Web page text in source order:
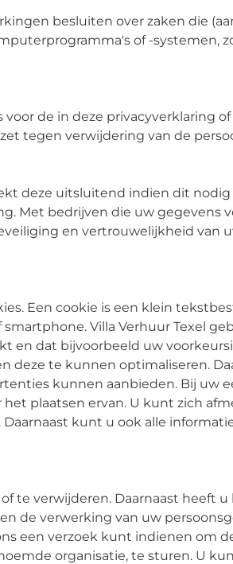
besluiten over zaken die
of -systemen,
de in deze privacyverklaring
tegen verwijdering van de
deze uitsluitend indien dit
Met bedrijven die uw gegevens
en vertrouwelijkheid van
Een cookie is een klein
Villa Verhuur Texel
en dat bijvoorbeeld uw
te kunnen optimaliseren.
kunnen aanbieden. Bij uw
plaatsen ervan. U kunt zich
kunt u ook alle
te verwijderen. Daarnaast heeft
de verwerking van uw
een verzoek kunt indienen om
organisatie, te sturen. U